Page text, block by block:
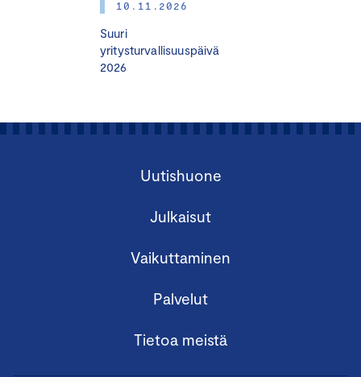
kehittäminen.
VSME-standardin rakenne
Comprehensive eli laajennettu moduuli:
, ESG-Asiantuntija, NHK
10.11.2026
Suuri
yritysturvallisuuspäivä
2026
Uutishuone
Julkaisut
Vaikuttaminen
Palvelut
Tietoa meistä